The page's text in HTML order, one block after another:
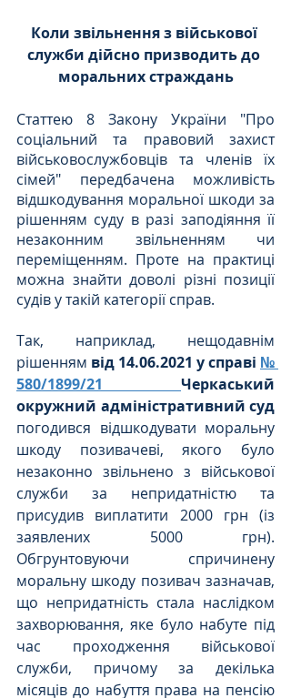
Коли звільнення з військової
служби дійсно призводить до
моральних страждань
Статтею 8 Закону України "Про
соціальний та правовий захист
військовослужбовців та членів їх
сімей" передбачена можливість
відшкодування моральної шкоди за
рішенням суду в разі заподіяння її
незаконним звільненням чи
переміщенням. Проте на практиці
можна знайти доволі різні позиції
судів у такій категорії справ.
Так, наприклад, нещодавнім
рішенням від 14.06.2021 у справі №
580/1899/21 Черкаський
окружний адміністративний суд
погодився відшкодувати моральну
шкоду позивачеві, якого було
незаконно звільнено з військової
служби за непридатністю та
присудив виплатити 2000 грн (із
заявлених 5000 грн).
Обгрунтовуючи спричинену
моральну шкоду позивач зазначав,
що непридатність стала наслідком
захворювання, яке було набуте під
час проходження військової
служби, причому за декілька
місяців до набуття права на пенсію